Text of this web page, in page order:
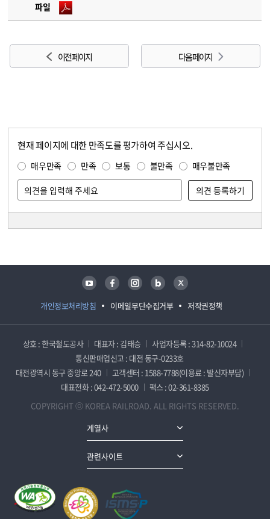
파일
이전 페이지 다음 페이지
현재 페이지에 대한 만족도를 평가하여 주십시오.
매우만족 만족 보통 불만족 매우불만족
개인정보처리방침 이메일무단수집거부 저작권정책
유튜브 페이스북 인스타그램 블로그 트위터
상호 : 한국철도공사 대표자 : 김태승
사업자등록 : 314-82-10024
통신판매업신고 : 대전 동구-0233호
대전광역시 동구 중앙로 240
고객센터 : 1588-7788(이용료 : 발신자부담)
대표전화 : 042-472-5000
팩스 : 02-361-8385
COPYRIGHT ⓒ KOREA RAILROAD. ALL RIGHTS RESERVED.
계열사
관련사이트